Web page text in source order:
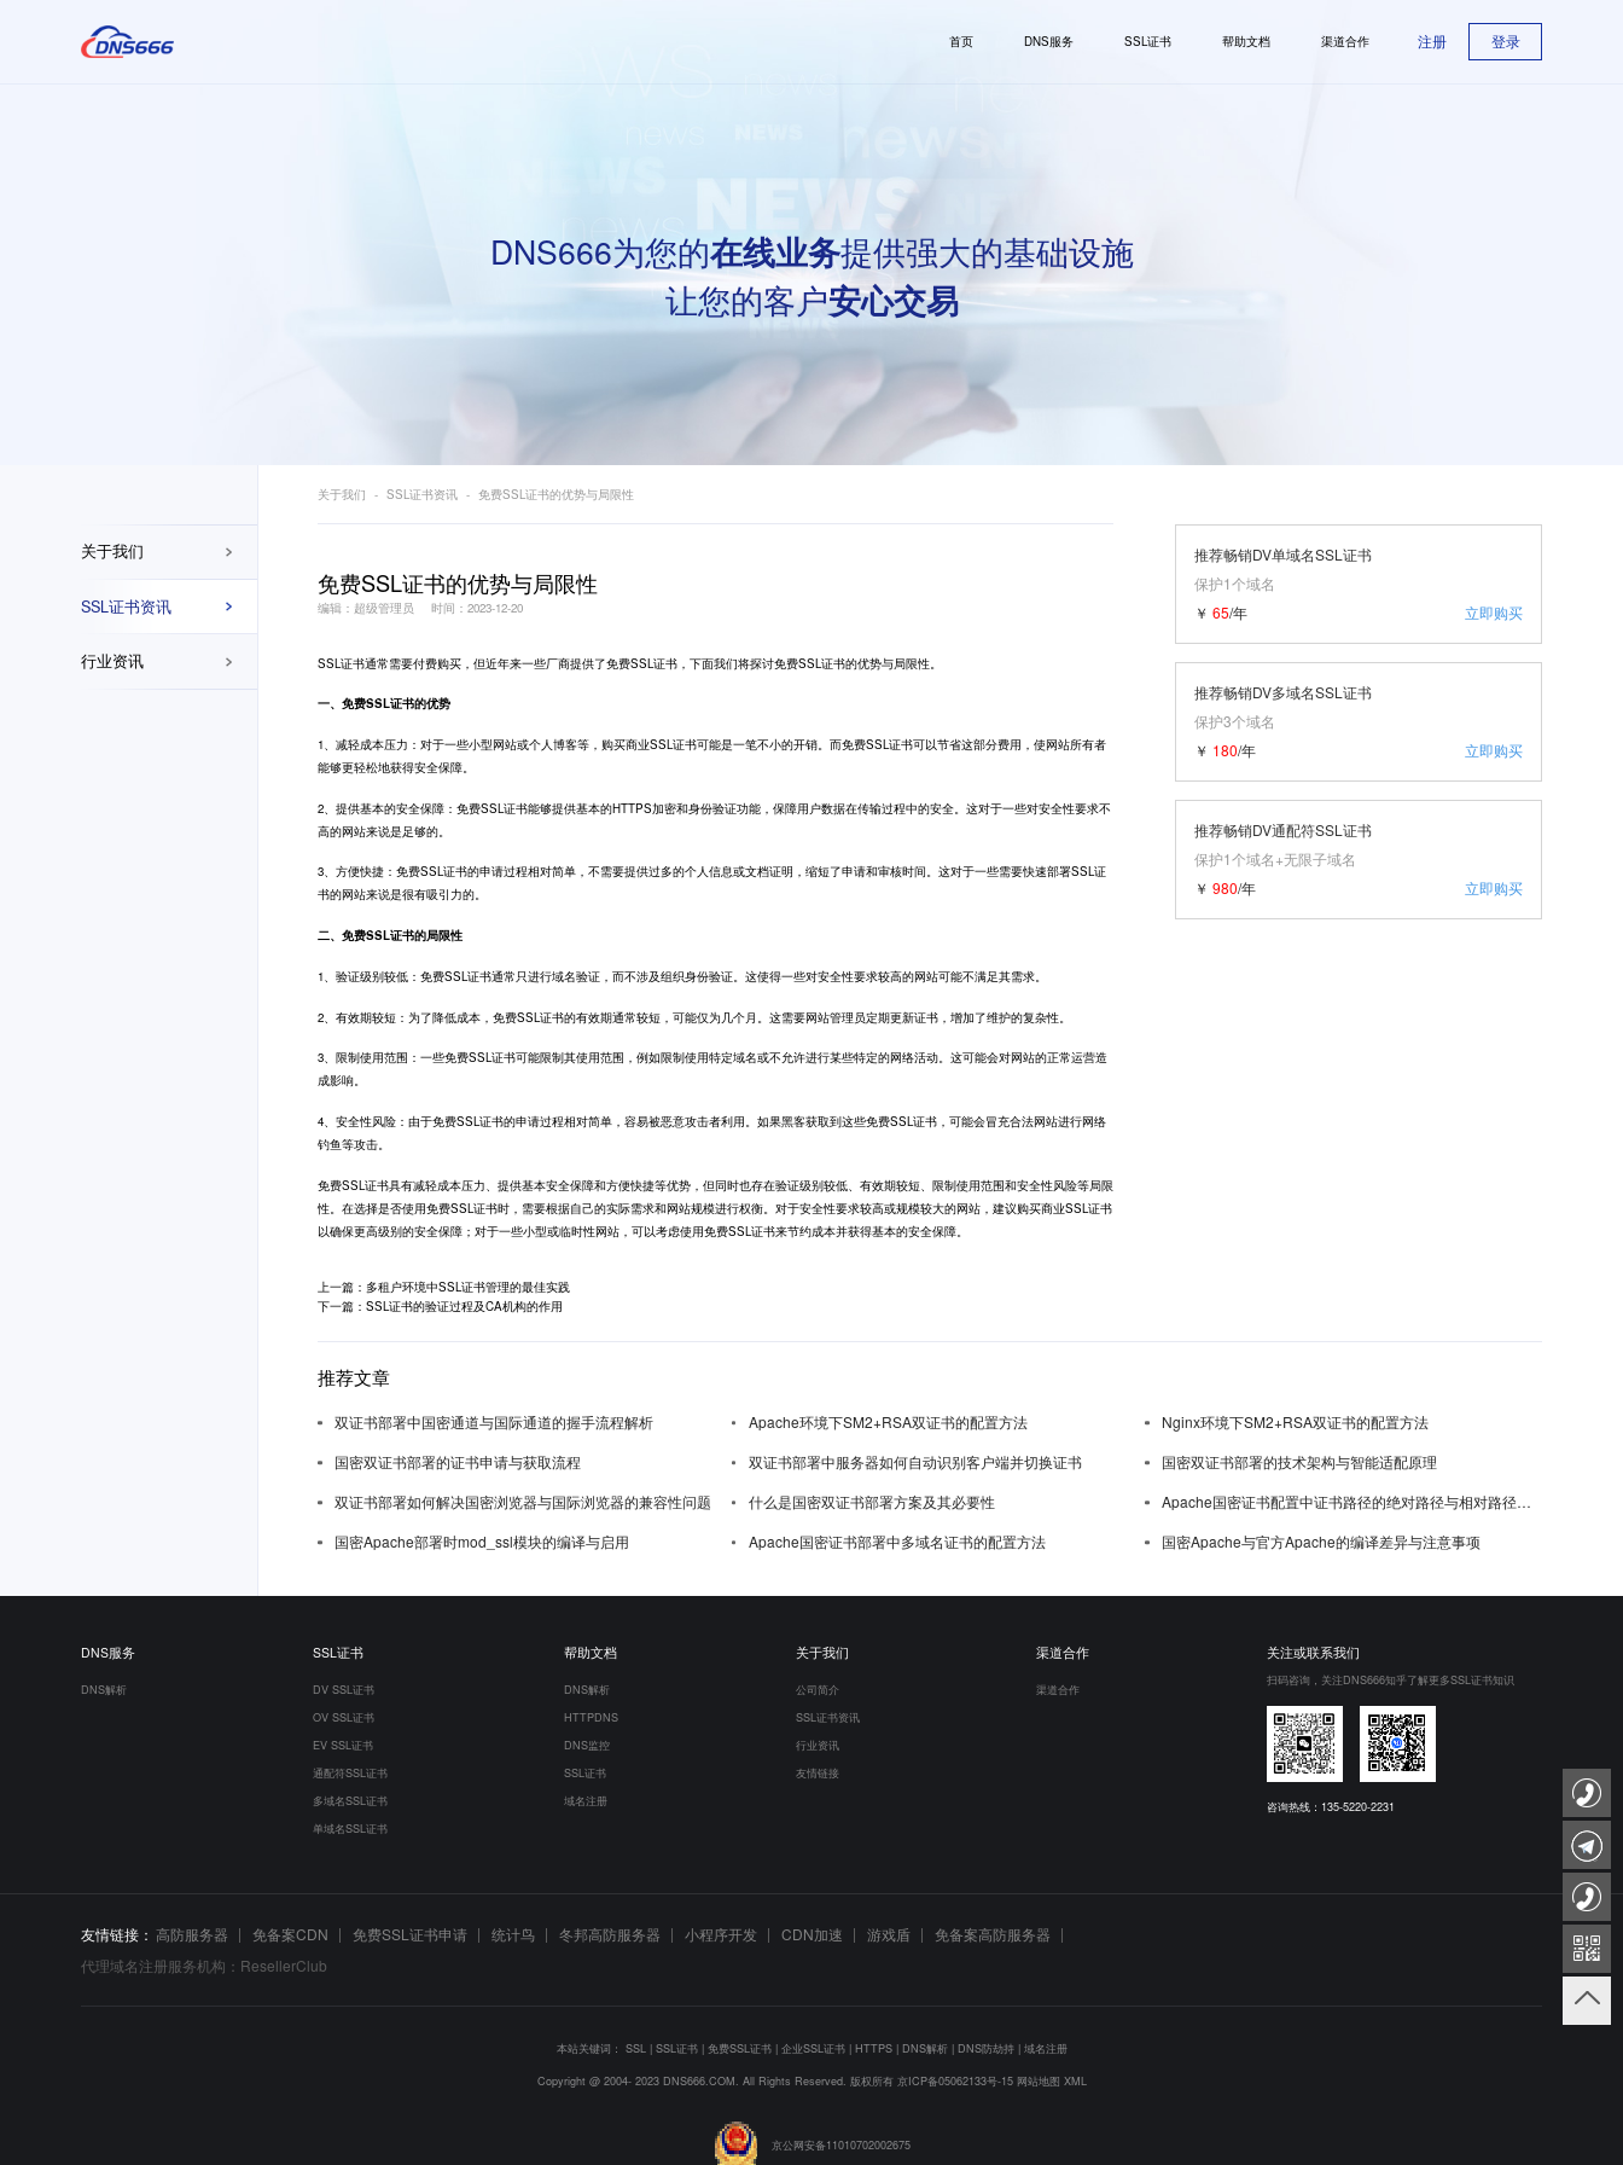
首页 DNS服务 SSL证书 帮助文档 渠道合作 注册 登录
DNS666为您的在线业务提供强大的基础设施
让您的客户安心交易
关于我们
SSL证书资讯
行业资讯
关于我们 SSL证书资讯 免费SSL证书的优势与局限性
免费SSL证书的优势与局限性
编辑：超级管理员 时间：2023-12-20
SSL证书通常需要付费购买，但近年来一些厂商提供了免费SSL证书，下面我们将探讨免费SSL证书的优势与局限性。
一、免费SSL证书的优势
1、减轻成本压力：对于一些小型网站或个人博客等，购买商业SSL证书可能是一笔不小的开销。而免费SSL证书可以节省这部分费用，使网站所有者
能够更轻松地获得安全保障。
2、提供基本的安全保障：免费SSL证书能够提供基本的HTTPS加密和身份验证功能，保障用户数据在传输过程中的安全。这对于一些对安全性要求不
高的网站来说是足够的。
3、方便快捷：免费SSL证书的申请过程相对简单，不需要提供过多的个人信息或文档证明，缩短了申请和审核时间。这对于一些需要快速部署SSL证
书的网站来说是很有吸引力的。
二、免费SSL证书的局限性
1、验证级别较低：免费SSL证书通常只进行域名验证，而不涉及组织身份验证。这使得一些对安全性要求较高的网站可能不满足其需求。
2、有效期较短：为了降低成本，免费SSL证书的有效期通常较短，可能仅为几个月。这需要网站管理员定期更新证书，增加了维护的复杂性。
3、限制使用范围：一些免费SSL证书可能限制其使用范围，例如限制使用特定域名或不允许进行某些特定的网络活动。这可能会对网站的正常运营造
成影响。
4、安全性风险：由于免费SSL证书的申请过程相对简单，容易被恶意攻击者利用。如果黑客获取到这些免费SSL证书，可能会冒充合法网站进行网络
钓鱼等攻击。
免费SSL证书具有减轻成本压力、提供基本安全保障和方便快捷等优势，但同时也存在验证级别较低、有效期较短、限制使用范围和安全性风险等局限
性。在选择是否使用免费SSL证书时，需要根据自己的实际需求和网站规模进行权衡。对于安全性要求较高或规模较大的网站，建议购买商业SSL证书
以确保更高级别的安全保障；对于一些小型或临时性网站，可以考虑使用免费SSL证书来节约成本并获得基本的安全保障。
上一篇：多租户环境中SSL证书管理的最佳实践
下一篇：SSL证书的验证过程及CA机构的作用
推荐畅销DV单域名SSL证书
保护1个域名
立即购买
￥ 65/年
推荐畅销DV多域名SSL证书
保护3个域名
立即购买
￥ 180/年
推荐畅销DV通配符SSL证书
保护1个域名+无限子域名
立即购买
￥ 980/年
推荐文章
双证书部署中国密通道与国际通道的握手流程解析 Apache环境下SM2+RSA双证书的配置方法
Nginx环境下SM2+RSA双证书的配置方法
国密双证书部署的证书申请与获取流程
双证书部署中服务器如何自动识别客户端并切换证书
国密双证书部署的技术架构与智能适配原理
双证书部署如何解决国密浏览器与国际浏览器的兼容性问题
什么是国密双证书部署方案及其必要性
Apache国密证书配置中证书路径的绝对路径与相对路径选择
国密Apache部署时mod_ssl模块的编译与启用
Apache国密证书部署中多域名证书的配置方法 国密Apache与官方Apache的编译差异与注意事项
DNS服务
DNS解析
SSL证书
DV SSL证书
OV SSL证书
EV SSL证书
通配符SSL证书
多域名SSL证书
单域名SSL证书
帮助文档
DNS解析
HTTPDNS
DNS监控
SSL证书
域名注册
关于我们
公司简介
SSL证书资讯
行业资讯
友情链接
渠道合作
渠道合作
关注或联系我们
扫码咨询，关注DNS666知乎了解更多SSL证书知识
咨询热线：135-5220-2231
友情链接： 高防服务器 免备案CDN 免费SSL证书申请 统计鸟 冬邦高防服务器 小程序开发 CDN加速 游戏盾
免备案高防服务器
代理域名注册服务机构：ResellerClub
本站关键词： SSL| SSL证书| 免费SSL证书| 企业SSL证书| HTTPS| DNS解析| DNS防劫持| 域名注册
Copyright @ 2004- 2023 DNS666.COM. All Rights Reserved. 版权所有 京ICP备05062133号-15 网站地图 XML
京公网安备11010702002675